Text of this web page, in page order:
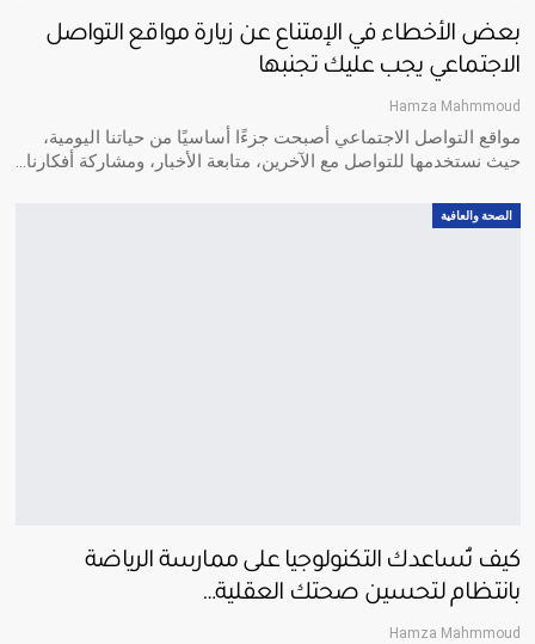
بعض الأخطاء في الإمتناع عن زيارة مواقع التواصل
الاجتماعي يجب عليك تجنبها
Hamza Mahmmoud
مواقع التواصل الاجتماعي أصبحت جزءًا أساسيًا من حياتنا اليومية،
حيث نستخدمها للتواصل مع الآخرين، متابعة الأخبار، ومشاركة أفكارنا…
الصحة والعافية
كيف تُساعدك التكنولوجيا على ممارسة الرياضة
بانتظام لتحسين صحتك العقلية…
Hamza Mahmmoud